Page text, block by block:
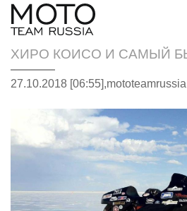
ХИРО КОИСО И САМЫЙ
27.10.2018 [06:55],mototeamrussia